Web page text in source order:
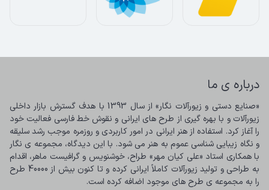
درباره ی ما
را به مجموعه ی طرح های موجود اضافه کرده است.